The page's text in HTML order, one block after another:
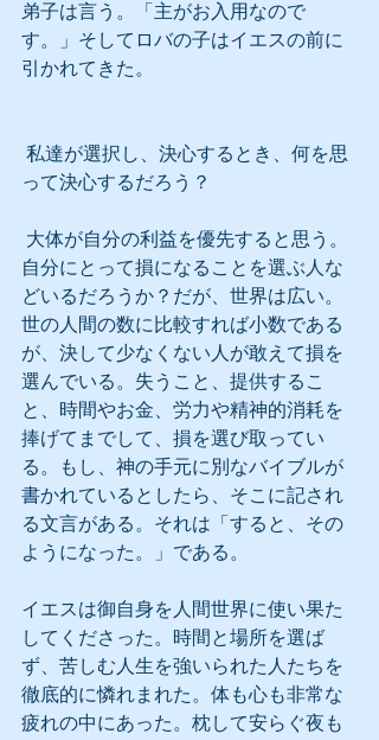
弟子は言う。「主がお入用なので
す。」そしてロバの子はイエスの前に
引かれてきた。
って決心するだろう？
自分にとって損になることを選ぶ人な
どいるだろうか？だが、世界は広い。
世の人間の数に比較すれば小数である
が、決して少なくない人が敢えて損を
選んでいる。失うこと、提供するこ
と、時間やお金、労力や精神的消耗を
捧げてまでして、損を選び取ってい
る。もし、神の手元に別なバイブルが
書かれているとしたら、そこに記され
る文言がある。それは「すると、その
ようになった。」である。
イエスは御自身を人間世界に使い果た
してくださった。時間と場所を選ば
ず、苦しむ人生を強いられた人たちを
徹底的に憐れまれた。体も心も非常な
疲れの中にあった。枕して安らぐ夜も